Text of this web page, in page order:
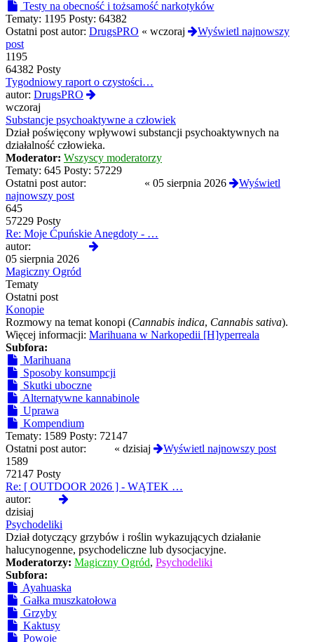
Testy na obecność i tożsamość narkotyków
Tematy: 1195 Posty: 64382
Ostatni post autor: DrugsPRO « wczoraj
Wyświetl najnowszy
post
1195
64382 Posty
Tygodniowy raport o czystości…
autor: DrugsPRO
post
wczoraj
Substancje psychoaktywne a człowiek
Dział poświęcony wpływowi substancji psychoaktywnych na
działalność człowieka.
Moderator: Wszyscy moderatorzy
Tematy: 645 Posty: 57229
Ostatni post autor:
« 05 sierpnia 2026
Wyświetl
najnowszy post
645
57229 Posty
Re: Moje Ćpuńskie Anegdoty - …
autor:
05 sierpnia 2026
Magiczny Ogród
Tematy
Ostatni post
Konopie
Rozmowy na temat konopi (Cannabis indica, Cannabis sativa).
Więcej informacji: Marihuana w Narkopedii [H]yperreala
Subfora:
Marihuana
Sposoby konsumpcji
Skutki uboczne
Alternatywne kannabinole
Uprawa
Kompendium
Tematy: 1589 Posty: 72147
Ostatni post autor:
« dzisiaj
Wyświetl najnowszy post
1589
72147 Posty
Re: [ OUTDOOR 2026 ] - WĄTEK …
autor:
dzisiaj
Psychodeliki
Dział dotyczący grzybów i roślin wykazujących działanie
halucynogenne, psychodeliczne lub dysocjacyjne.
Moderatorzy: Magiczny Ogród, Psychodeliki
Subfora:
Ayahuaska
Gałka muszkatołowa
Grzyby
Kaktusy
Powoje